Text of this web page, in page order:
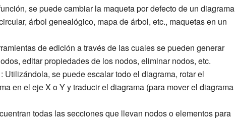
se puede cambiar la maqueta por defecto de un diagrama
árbol genealógico, mapa de árbol, etc., maquetas en un
de edición a través de las cuales se pueden generar
editar propiedades de los nodos, eliminar nodos, etc.
Utilizándola, se puede escalar todo el diagrama, rotar el
en el eje X o Y y traducir el diagrama (para mover el diagrama
todas las secciones que llevan nodos o elementos para